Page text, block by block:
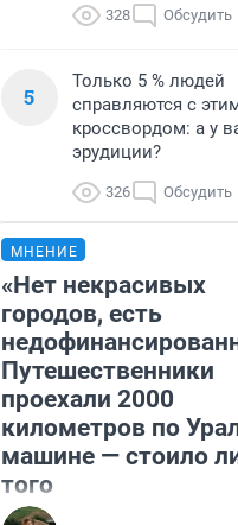
328 Обсудить
5
Только 5 % людей
справляются с
кроссвордом: а у
эрудиции?
326 Обсудить
МНЕНИЕ
«Нет некрасивых
городов, есть
Путешественники
проехали 2000
километров по
машине — стоило
того